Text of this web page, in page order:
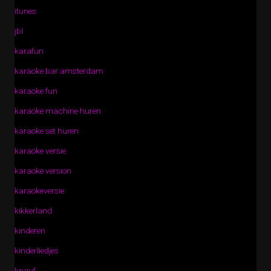
itunes
jbl
karafun
karaoke bar amsterdam
karaoke fun
karaoke machine huren
karaoke set huren
karaoke versie
karaoke version
karaokeversie
kikkerland
kinderen
kinderliedjes